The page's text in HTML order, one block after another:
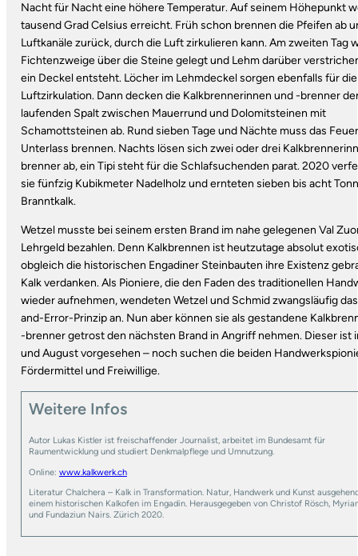
Nacht für Nacht eine höhere Temperatur. Auf seinem Höhepunkt
tausend Grad Celsius erreicht. Früh schon brennen die Pfeifen ab
Luftkanäle zurück, durch die Luft zirkulieren kann. Am zweiten Tag
Fichtenzweige über die Steine gelegt und Lehm darüber
ein Deckel entsteht. Löcher im Lehmdeckel sorgen ebenfalls für die
Luftzirkulation. Dann decken die Kalkbrennerinnen und -brenner
laufenden Spalt zwischen Mauerrund und Dolomitsteinen mit
Schamottsteinen ab. Rund sieben Tage und Nächte muss das
Unterlass brennen. Nachts lösen sich zwei oder drei
brenner ab, ein Tipi steht für die Schlafsuchenden parat. 2020
sie fünfzig Kubikmeter Nadelholz und ernteten sieben bis acht
Branntkalk.
Wetzel musste bei seinem ersten Brand im nahe gelegenen Val
Lehrgeld bezahlen. Denn Kalkbrennen ist heutzutage absolut
obgleich die historischen Engadiner Steinbauten ihre Existenz
Kalk verdanken. Als Pioniere, die den Faden des traditionellen
wieder aufnehmen, wendeten Wetzel und Schmid zwangsläufig
and-Error-Prinzip an. Nun aber können sie als gestandene
-brenner getrost den nächsten Brand in Angriff nehmen. Dieser ist
und August vorgesehen – noch suchen die beiden
Fördermittel und Freiwillige.
Weitere Infos
Autor Lukas Kistler ist freischaffender Journalist, arbeitet im Bundesamt für
Raumentwicklung und studiert Denkmalpflege und Umnutzung.
Online: www.kalkwerk.ch
Literatur Chalchera – Kalk in Transformation. Natur, Handwerk und Kunst
einem historischen Kalkofen im Engadin. Herausgegeben von Christof Rösch,
und Fundaziun Nairs. Zürich 2020.